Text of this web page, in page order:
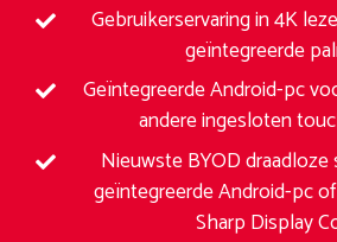
Gebruikerservaring in 4K
geïntegreerde
Geïntegreerde Android-pc
andere ingesloten
Nieuwste BYOD draadloze
geïntegreerde Android-pc
Sharp Display